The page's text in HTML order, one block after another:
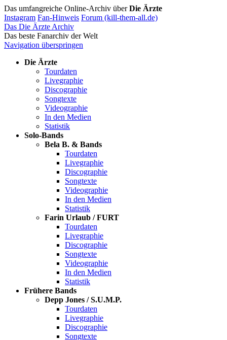
Das umfangreiche Online-Archiv überDie Ärzte
Instagram Fan-Hinweis Forum (kill-them-all.de)
Das Die Ärzte Archiv
Das beste Fanarchiv der Welt
Navigation überspringen
Die Ärzte
Tourdaten
Livegraphie
Discographie
Songtexte
Videographie
In den Medien
Statistik
Solo-Bands
Bela B. & Bands
Tourdaten
Livegraphie
Discographie
Songtexte
Videographie
In den Medien
Statistik
Farin Urlaub / FURT
Tourdaten
Livegraphie
Discographie
Songtexte
Videographie
In den Medien
Statistik
Frühere Bands
Depp Jones / S.U.M.P.
Tourdaten
Livegraphie
Discographie
Songtexte